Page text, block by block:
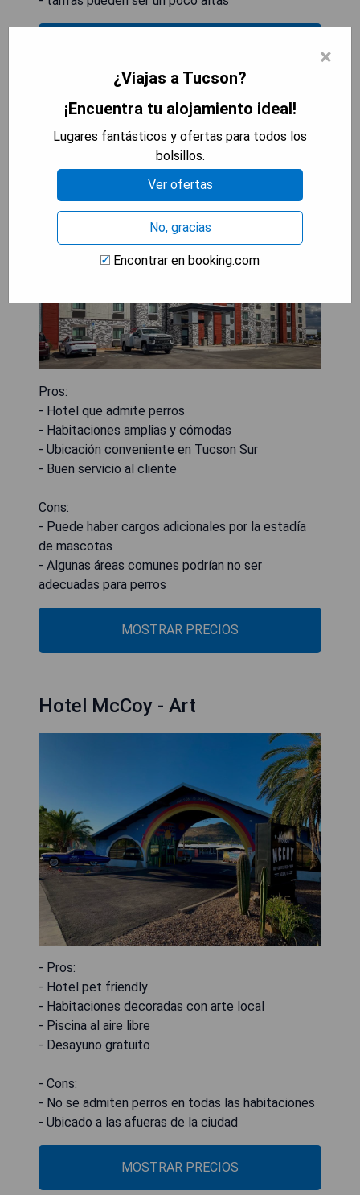
My Place Hotel-Tucson South,
Pros:
- Hotel que admite perros
- Habitaciones amplias y cómodas
- Ubicación conveniente en Tucson Sur
- Buen servicio al cliente
Cons:
- Puede haber cargos adicionales por la estadía
de mascotas
- Algunas áreas comunes podrían no ser
adecuadas para perros
MOSTRAR PRECIOS
Hotel McCoy - Art
- Pros:
- Hotel pet friendly
- Habitaciones decoradas con arte local
- Piscina al aire libre
- Desayuno gratuito
- Cons:
- No se admiten perros en todas las habitaciones
- Ubicado a las afueras de la ciudad
MOSTRAR PRECIOS
×
¿Viajas a Tucson?
¡Encuentra tu alojamiento ideal!
Lugares fantásticos y ofertas para todos los
bolsillos.
Ver ofertas
No, gracias
Encontrar en booking.com